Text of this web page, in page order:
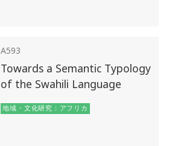
A593
Towards a Semantic Typology
of the Swahili Language
地域・文化研究：アフリカ